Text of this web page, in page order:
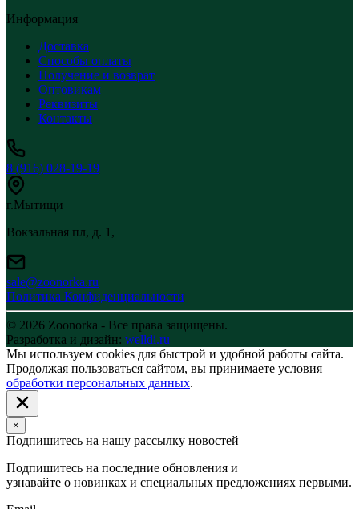
Информация
Доставка
Способы оплаты
Получение и возврат
Оптовикам
Реквизиты
Контакты
8 (916) 028-19-19
г.Мытищи
Вокзальная пл, д. 1,
sale@zoonorka.ru
Политика Конфиденциальности
© 2026 Zoonorka - Все права защищены.
Разработка и дизайн: welldi.ru
Мы используем cookies для быстрой и удобной работы сайта.
Продолжая пользоваться сайтом, вы принимаете условия
обработки персональных данных.
×
Подпишитесь на нашу рассылку новостей
Подпишитесь на последние обновления и
узнавайте о новинках и специальных предложениях первыми.